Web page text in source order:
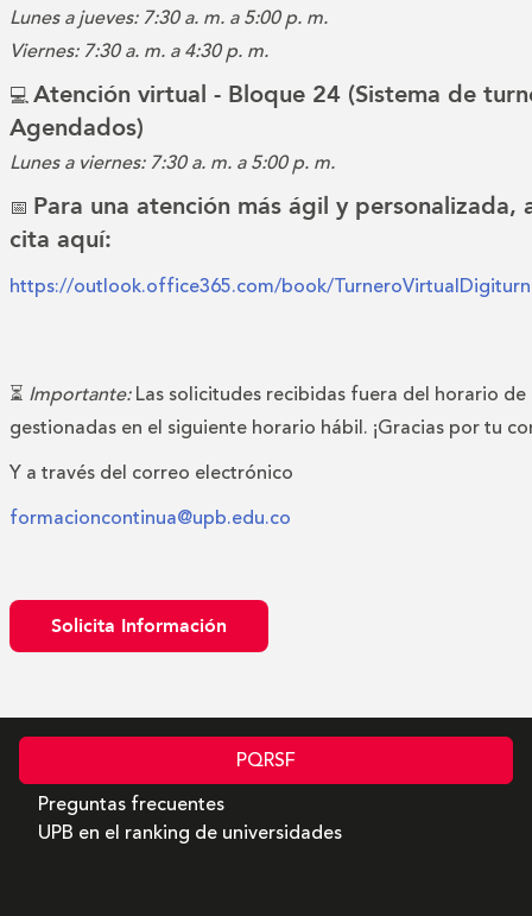
Lunes a jueves: 7:30 a. m. a 5:00 p. m.
Viernes: 7:30 a. m. a 4:30 p. m.
💻Atención virtual - Bloque 24 (Sistema de
Agendados)
Lunes a viernes: 7:30 a. m. a 5:00 p. m.
📅 Para una atención más ágil y personalizada,
cita aquí:
https://outlook.office365.com/book/
⏳ Importante:Las solicitudes recibidas fuera del horario de
gestionadas en el siguiente horario hábil. ¡Gracias por tu
Y a través del correo electrónico
formacioncontinua@upb.edu.co
Solicita Información
PQRSF
Preguntas frecuentes
UPB en el ranking de universidades